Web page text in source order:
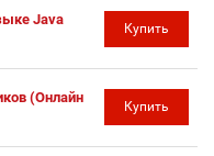
Java
Купить
(Онлайн
Купить